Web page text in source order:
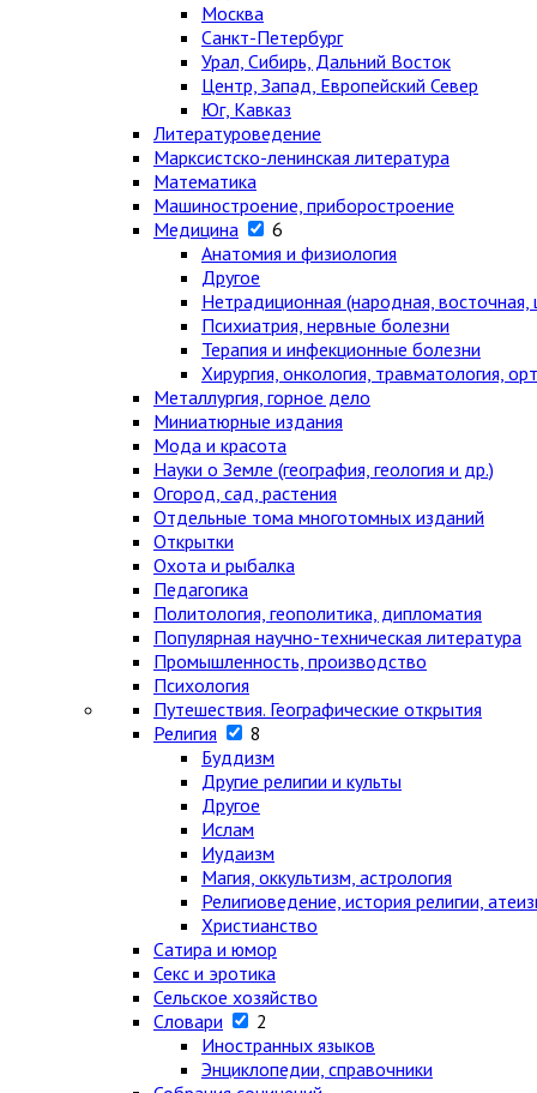
Москва
Санкт-Петербург
Урал, Сибирь, Дальний Восток
Центр, Запад, Европейский Север
Юг, Кавказ
Литературоведение
Марксистско-ленинская литература
Математика
Машиностроение, приборостроение
Медицина
6
Анатомия и физиология
Другое
Нетрадиционная (народная, восточная,
Психиатрия, нервные болезни
Терапия и инфекционные болезни
Хирургия, онкология, травматология,
Металлургия, горное дело
Миниатюрные издания
Мода и красота
Науки о Земле (география, геология и др.)
Огород, сад, растения
Отдельные тома многотомных изданий
Открытки
Охота и рыбалка
Педагогика
Политология, геополитика, дипломатия
Популярная научно-техническая литература
Промышленность, производство
Психология
Путешествия. Географические открытия
Религия
8
Буддизм
Другие религии и культы
Другое
Ислам
Иудаизм
Магия, оккультизм, астрология
Религиоведение, история религии,
Христианство
Сатира и юмор
Секс и эротика
Сельское хозяйство
Словари
2
Иностранных языков
Энциклопедии, справочники